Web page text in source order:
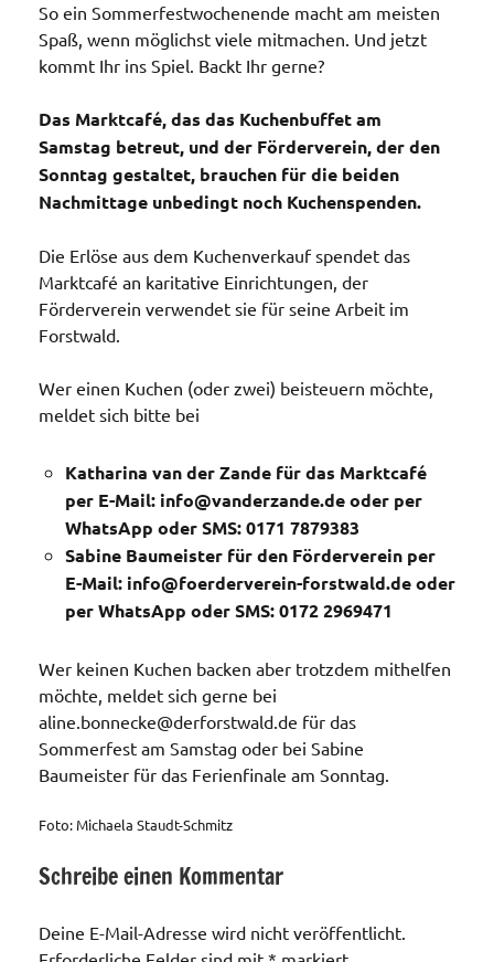
So ein Sommerfestwochenende macht am meisten
Spaß, wenn möglichst viele mitmachen. Und jetzt
kommt Ihr ins Spiel. Backt Ihr gerne?
Das Marktcafé, das das Kuchenbuffet am
Samstag betreut, und der Förderverein, der den
Sonntag gestaltet, brauchen für die beiden
Nachmittage unbedingt noch Kuchenspenden.
Die Erlöse aus dem Kuchenverkauf spendet das
Marktcafé an karitative Einrichtungen, der
Förderverein verwendet sie für seine Arbeit im
Forstwald.
Wer einen Kuchen (oder zwei) beisteuern möchte,
meldet sich bitte bei
Katharina van der Zande für das Marktcafé
per E-Mail: info@vanderzande.de oder per
WhatsApp oder SMS: 0171 7879383
Sabine Baumeister für den Förderverein per
E-Mail: info@foerderverein-forstwald.de oder
per WhatsApp oder SMS: 0172 2969471
Wer keinen Kuchen backen aber trotzdem mithelfen
möchte, meldet sich gerne bei
aline.bonnecke@derforstwald.de für das
Sommerfest am Samstag oder bei Sabine
Baumeister für das Ferienfinale am Sonntag.
Foto: Michaela Staudt-Schmitz
Schreibe einen Kommentar
Deine E-Mail-Adresse wird nicht veröffentlicht.